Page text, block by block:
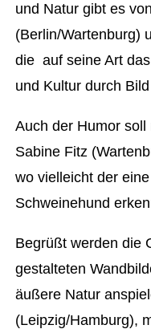
und Natur gibt es
(Berlin/Wartenburg)
die auf seine Art
und Kultur durch
Auch der Humor
Sabine Fitz
wo vielleicht der
Schweinehund
Begrüßt werden die
gestalteten
äußere Natur
(Leipzig/Hamburg),